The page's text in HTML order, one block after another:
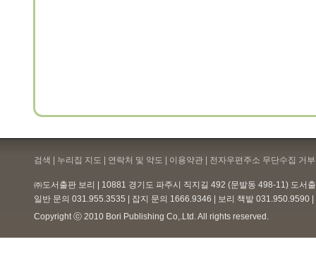
검색 | 누리집 지도 | 연락처 및 약도 | 이용약관 | 전자우편주소 무단수집 거
㈜도서출판 보리 | 10881 경기도 파주시 직지길 492 (문발동 498-11) 도서
일반 문의 031.955.3535 | 잡지 문의 1666.9346 | 보리 책밭 031.950.9590
Copyright ⓒ 2010 Bori Publishing Co,.Ltd. All rights reserved.